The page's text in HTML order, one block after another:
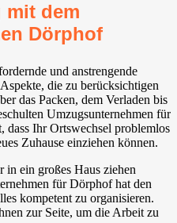
mit dem
Dörphof
und anstrengende
die zu berücksichtigen
das Packen, dem Verladen bis
Umzugsunternehmen für
Ihr Ortswechsel problemlos
Zuhause einziehen können.
in ein großes Haus ziehen
für Dörphof hat den
kompetent zu organisieren.
zur Seite, um die Arbeit zu